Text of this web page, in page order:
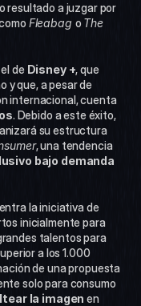
resultado a juzgar por
Fleabag o The
de Disney +, que
y que, a pesar de
internacional, cuenta
. Debido a este éxito,
su estructura
, una tendencia
bajo demanda
En el lado opuesto de la moneda se encuentra la iniciativa de
inicialmente para
talentos para
a los 1.000
de una propuesta
solo para consumo
la imagen en